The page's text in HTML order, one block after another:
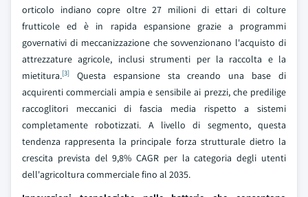
orticolo indiano copre oltre 27 milioni di ettari di colture
frutticole ed è in rapida espansione grazie a programmi
governativi di meccanizzazione che sovvenzionano l'acquisto di
attrezzature agricole, inclusi strumenti per la raccolta e la
mietitura.[3]
Questa espansione sta creando una base di
acquirenti commerciali ampia e sensibile ai prezzi, che predilige
raccoglitori meccanici di fascia media rispetto a sistemi
completamente robotizzati. A livello di segmento, questa
tendenza rappresenta la principale forza strutturale dietro la
crescita prevista del 9,8% CAGR per la categoria degli utenti
dell'agricoltura commerciale fino al 2035.